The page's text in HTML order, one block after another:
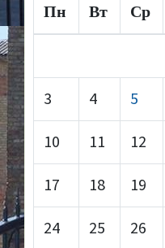
Пн Вт Ср
3 4 5
10 11 12
17 18 19
24 25 26